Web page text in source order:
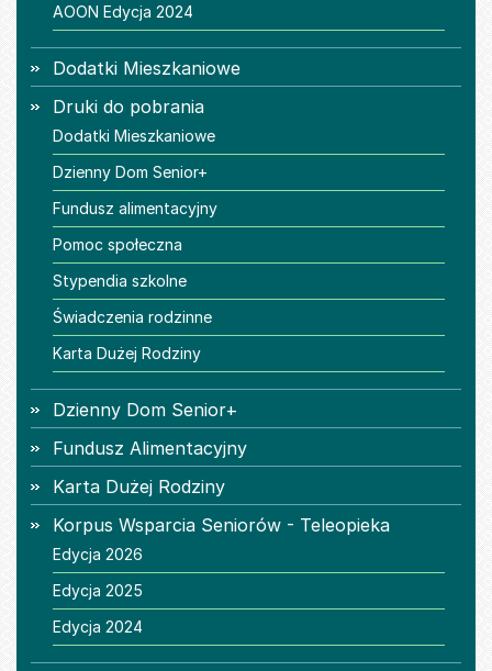
AOON Edycja 2024
Dodatki Mieszkaniowe
Druki do pobrania
Dodatki Mieszkaniowe
Dzienny Dom Senior+
Fundusz alimentacyjny
Pomoc społeczna
Stypendia szkolne
Świadczenia rodzinne
Karta Dużej Rodziny
Dzienny Dom Senior+
Fundusz Alimentacyjny
Karta Dużej Rodziny
Korpus Wsparcia Seniorów - Teleopieka
Edycja 2026
Edycja 2025
Edycja 2024